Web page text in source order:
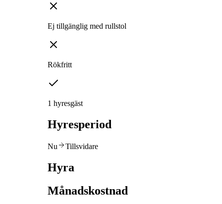
Ej tillgänglig med rullstol
Rökfritt
1 hyresgäst
Hyresperiod
Nu Tillsvidare
Hyra
Månadskostnad